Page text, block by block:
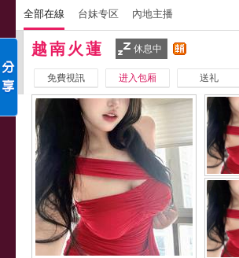
全部在線 台妹专区 內地主播
越南火蓮 休息中
免費視訊 进入包厢 送礼